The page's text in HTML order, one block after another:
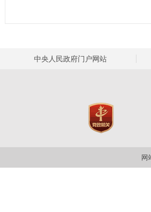
中央人民政府门户网站
网